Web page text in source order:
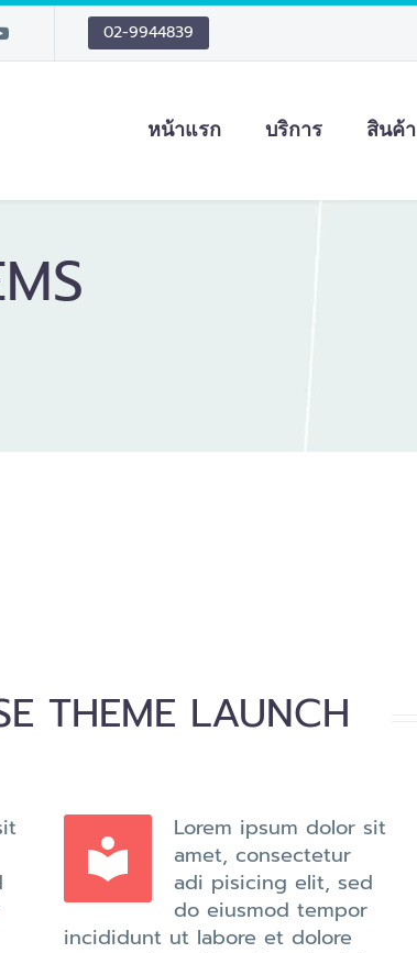
02-9944839
หน้าแรก บริการ สินค้า
THEME LAUNCH


Lorem ipsum dolor sit
amet, consectetur
adi pisicing elit, sed
do eiusmod tempor
incididunt ut labore et dolore